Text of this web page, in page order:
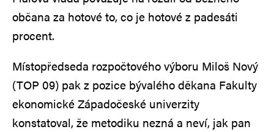
občana za hotové to, co je hotové z padesáti
procent.
Místopředseda rozpočtového výboru Miloš Nový
(TOP 09) pak z pozice bývalého děkana Fakulty
ekonomické Západočeské univerzity
konstatoval, že metodiku nezná a neví, jak pan